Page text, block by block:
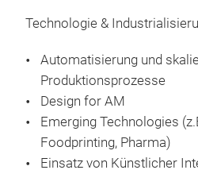
Technologie &
Automatisierung und
Produktionsprozesse
Design for AM
Emerging Technologies
Foodprinting, Pharma)
Einsatz von Künstlicher